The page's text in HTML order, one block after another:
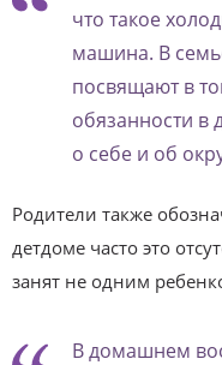
что такое
машина. В
посвящают в
обязанности в
о себе и об
Родители также
детдоме часто это
занят не одним
В домашнем